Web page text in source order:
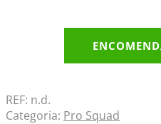
REF: n.d.
Categoria: Pro Squad